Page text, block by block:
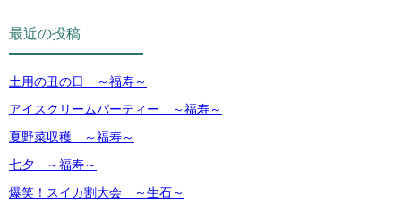
最近の投稿
土用の丑の日 ～福寿～
アイスクリームパーティー ～福寿～
夏野菜収穫 ～福寿～
七夕 ～福寿～
爆笑！スイカ割大会 ～生石～